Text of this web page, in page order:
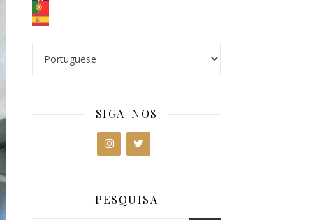
SIGA-NOS
PESQUISA